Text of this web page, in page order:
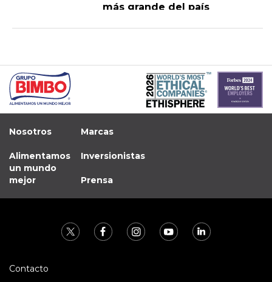
más grande del país
Nosotros
Alimentamos
un mundo
mejor
Marcas
Inversionistas
Prensa
Contacto